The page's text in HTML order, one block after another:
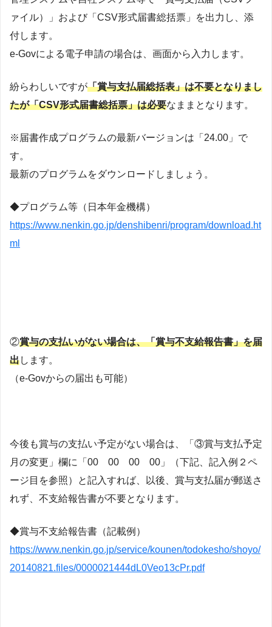
ァイル）」および「CSV形式届書総括票」を出力し、添
付します。
e-Govによる電子申請の場合は、画面から入力します。
紛らわしいですが「賞与支払届総括表」は不要となりまし
たが「CSV形式届書総括票」は必要なままとなります。
※届書作成プログラムの最新バージョンは「24.00」で
す。
最新のプログラムをダウンロードしましょう。
◆プログラム等（日本年金機構）
https://www.nenkin.go.jp/denshibenri/program/download.ht
ml
②賞与の支払いがない場合は、「賞与不支給報告書」を届
出します。
（e-Govからの届出も可能）
今後も賞与の支払い予定がない場合は、「③賞与支払予定
月の変更」欄に「00 00 00 00」（下記、記入例２ペ
ージ目を参照）と記入すれば、以後、賞与支払届が郵送さ
れず、不支給報告書が不要となります。
◆賞与不支給報告書（記載例）
https://www.nenkin.go.jp/service/kounen/todokesho/shoyo/
20140821.files/0000021444dL0Veo13cPr.pdf